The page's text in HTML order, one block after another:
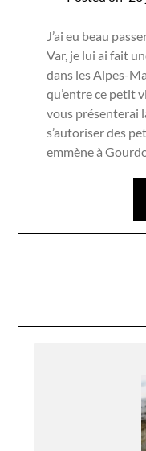
J’ai eu beau
Var, je lui ai fait
dans les Alpes-
qu’entre ce petit
vous présenterai
s’autoriser des
emmène à